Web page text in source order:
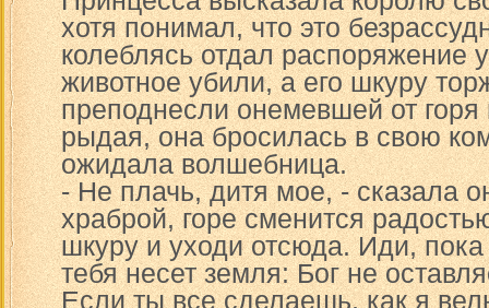
хотя понимал, что это
колеблясь отдал распоряжение
животное убили, а его шкуру
преподнесли онемевшей от
рыдая, она бросилась в свою
ожидала волшебница.
- Не плачь, дитя мое, - сказала
храброй, горе сменится
шкуру и уходи отсюда. Иди, пока
тебя несет земля: Бог не
Если ты все сделаешь, как я